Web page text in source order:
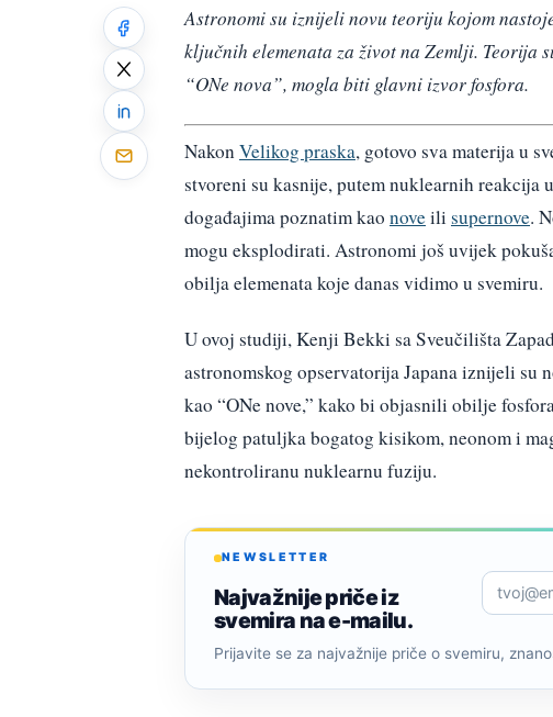
Astronomi su iznijeli novu teoriju kojom
ključnih elemenata za život na Zemlji. Teorija
“ONe nova”, mogla biti glavni izvor fosfora.
NakonVelikog praska, gotovo sva materija u
stvoreni su kasnije, putem nuklearnih
događajima poznatim kao noveili supernove.
mogu eksplodirati. Astronomi još uvijek
obilja elemenata koje danas vidimo u svemiru.
U ovoj studiji, Kenji Bekki sa Sveučilišta
astronomskog opservatorija Japana iznijeli su
kao “ONe nove,” kako bi objasnili obilje
bijelog patuljka bogatog kisikom, neonom i
nekontroliranu nuklearnu fuziju.
NEWSLETTER
Najvažnije priče iz
svemira na e-mailu.
Prijavite se za najvažnije priče o svemiru,